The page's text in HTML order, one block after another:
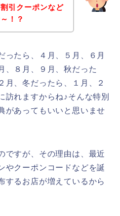
引クーポンなど
！？
ったら、４月、５月、６月
、８月、９月、秋だった
月、冬だったら、１月、２
訪れますからね♪そんな特別
があってもいいと思いませ
ですが、その理由は、最近
やクーポンコードなどを誕
するお店が増えているから